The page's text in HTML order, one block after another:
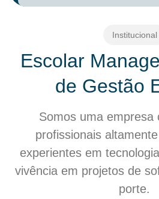
Institucional
Escolar
de Gestão
Somos uma empresa
profissionais
experientes em
vivência em projetos de
porte.